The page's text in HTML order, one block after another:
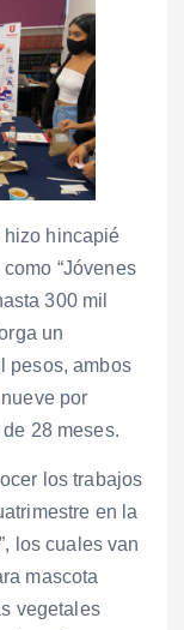
hizo hincapié
“Jóvenes
300 mil
un
pesos, ambos
por
28 meses.
los trabajos
en la
los cuales van
mascota
vegetales